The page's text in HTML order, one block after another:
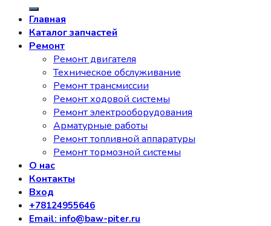
Главная
Каталог запчастей
Ремонт
Ремонт двигателя
Техническое обслуживание
Ремонт трансмиссии
Ремонт ходовой системы
Ремонт электрооборудования
Арматурные работы
Ремонт топливной аппаратуры
Ремонт тормозной системы
О нас
Контакты
Вход
+78124955646
Email: info@baw-piter.ru